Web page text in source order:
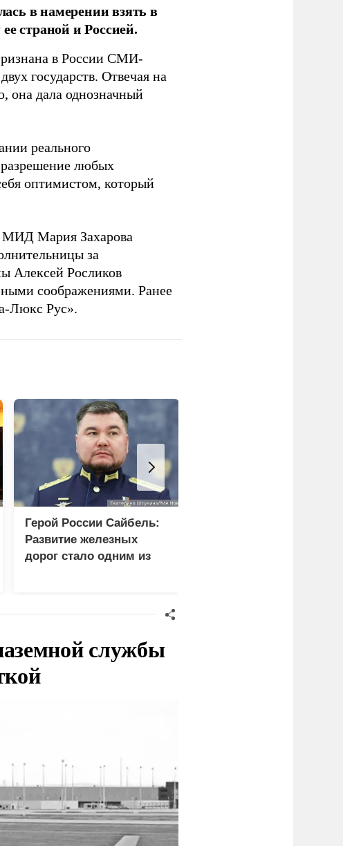
в намерении взять в
страной и Россией.
в России СМИ-
государств. Отвечая на
она дала однозначный
реального
любых
оптимистом, который
МИД Мария Захарова
за
Алексей Росликов
соображениями. Ранее
Люкс Рус».
Герой России Сайбель:
Развитие железных
дорог стало одним из
службы